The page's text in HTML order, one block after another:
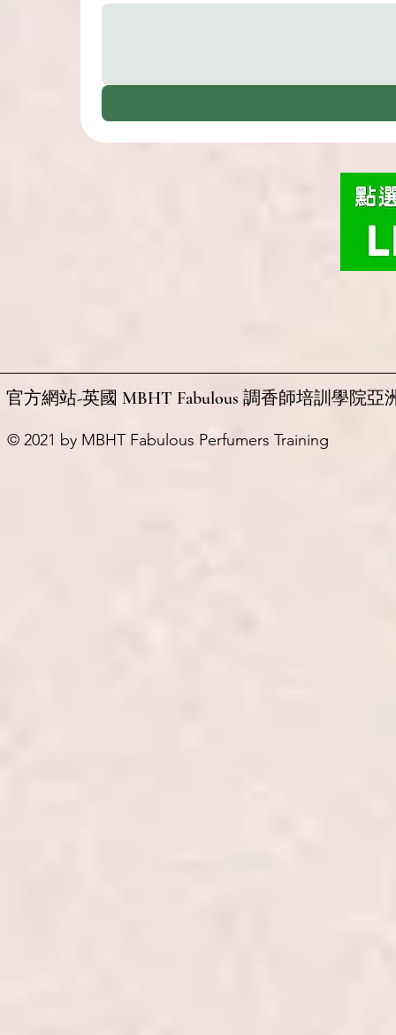
官方網站-英國 MBHT Fabulous 調香師培訓學院亞
© 2021 by MBHT Fabulous Perfumers Training